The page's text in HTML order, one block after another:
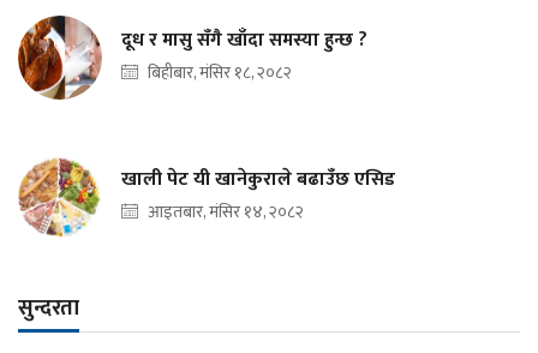
दूध र मासु सँगै खाँदा समस्या हुन्छ ?
बिहीबार, मंसिर १८, २०८२
खाली पेट यी खानेकुराले बढाउँछ एसिड
आइतबार, मंसिर १४, २०८२
सुन्दरता